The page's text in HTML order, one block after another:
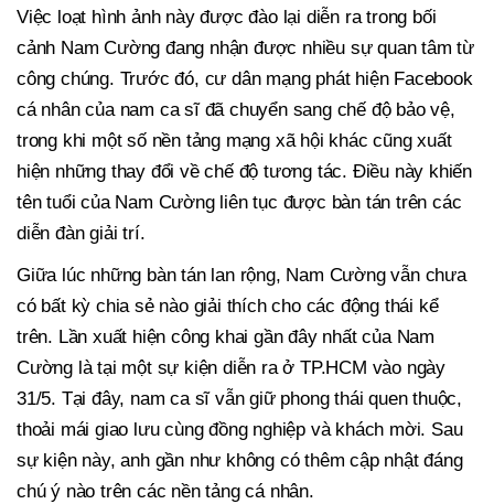
Việc loạt hình ảnh này được đào lại diễn ra trong bối
cảnh Nam Cường đang nhận được nhiều sự quan tâm từ
công chúng. Trước đó, cư dân mạng phát hiện Facebook
cá nhân của nam ca sĩ đã chuyển sang chế độ bảo vệ,
trong khi một số nền tảng mạng xã hội khác cũng xuất
hiện những thay đổi về chế độ tương tác. Điều này khiến
tên tuổi của Nam Cường liên tục được bàn tán trên các
diễn đàn giải trí.
Giữa lúc những bàn tán lan rộng, Nam Cường vẫn chưa
có bất kỳ chia sẻ nào giải thích cho các động thái kể
trên. Lần xuất hiện công khai gần đây nhất của Nam
Cường là tại một sự kiện diễn ra ở TP.HCM vào ngày
31/5. Tại đây, nam ca sĩ vẫn giữ phong thái quen thuộc,
thoải mái giao lưu cùng đồng nghiệp và khách mời. Sau
sự kiện này, anh gần như không có thêm cập nhật đáng
chú ý nào trên các nền tảng cá nhân.